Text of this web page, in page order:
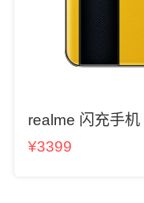
realme 闪充手机
¥3399